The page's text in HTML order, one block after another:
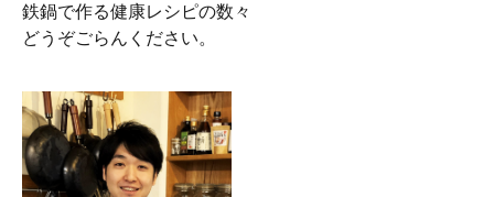
鉄鍋で作る健康レシピの数々
どうぞごらんください。